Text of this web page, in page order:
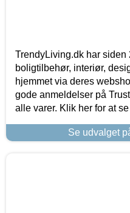
TrendyLiving.dk har siden
boligtilbehør, interiør,
hjemmet via deres
gode anmeldelser på
alle varer. Klik her for at
Se udvalget